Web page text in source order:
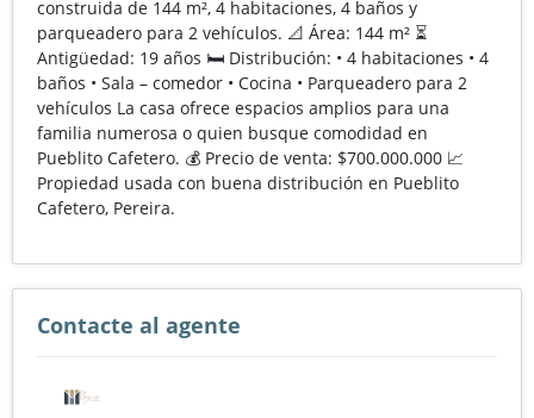
construida de 144 m², 4 habitaciones, 4 baños y
parqueadero para 2 vehículos. 📐 Área: 144 m² ⏳
Antigüedad: 19 años 🛏️ Distribución: • 4 habitaciones • 4
baños • Sala – comedor • Cocina • Parqueadero para 2
vehículos La casa ofrece espacios amplios para una
familia numerosa o quien busque comodidad en
Pueblito Cafetero. 💰 Precio de venta: $700.000.000 📈
Propiedad usada con buena distribución en Pueblito
Cafetero, Pereira.
Contacte al agente